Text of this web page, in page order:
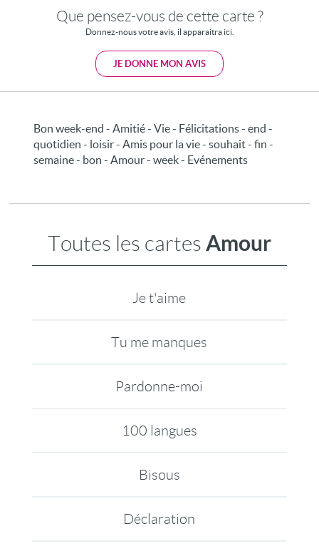
Que pensez-vous de cette carte ?
Donnez-nous votre avis, il apparaitra ici.
JE DONNE MON AVIS
Bon week-end - Amitié - Vie - Félicitations - end -
quotidien - loisir - Amis pour la vie - souhait - fin -
semaine - bon - Amour - week - Evénements
Toutes les cartes Amour
Je t'aime
Tu me manques
Pardonne-moi
100 langues
Bisous
Déclaration